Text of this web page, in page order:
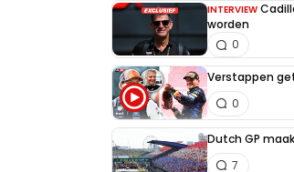
INTERVIEW
worden
0
Verstappen
0
Dutch GP
7